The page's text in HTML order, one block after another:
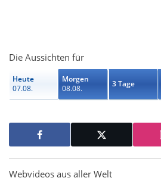
Die Aussichten für
Heute
07.08.
Morgen
08.08.
3 Tage
Webvideos aus aller Welt